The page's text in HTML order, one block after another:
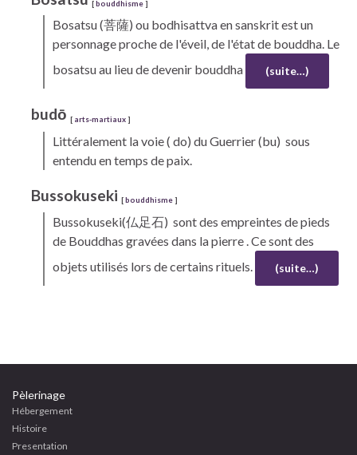
[bouddhisme]
Bosatsu(菩薩) ou bodhisattva en sanskrit est un
personnage proche de l'éveil, de l'état de bouddha. Le
bosatsu au lieu de devenir bouddha
(suite…)
budō [ arts-martiaux]
Littéralement la voie ( do) du Guerrier (bu) sous
entendu en temps de paix.
Bussokuseki [ bouddhisme]
Bussokuseki(仏足石) sont des empreintes de pieds
de Bouddhas gravées dans la pierre . Ce sont des
objets utilisés lors de certains rituels.
(suite…)
Pèlerinage
Hébergement
Histoire
Presentation